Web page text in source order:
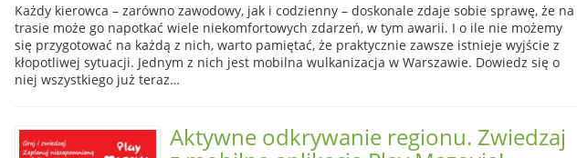
Każdy kierowca – zarówno zawodowy, jak i codzienny – doskonale zdaje sobie sprawę, że na
trasie może go napotkać wiele niekomfortowych zdarzeń, w tym awarii. I o ile nie możemy
się przygotować na każdą z nich, warto pamiętać, że praktycznie zawsze istnieje wyjście z
kłopotliwej sytuacji. Jednym z nich jest mobilna wulkanizacja w Warszawie. Dowiedz się o
niej wszystkiego już teraz…
Aktywne odkrywanie regionu. Zwiedzaj